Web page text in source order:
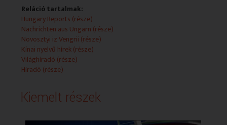
2026.06.02 - 23:36:22 - Ma éjjel
2026.06.02 - 23:36:36 - VILÁGHÍRADÓ
2026.06.03 - 00:00:00 - Himnusz
2026.06.03 - 00:02:06 - ZÁRÓHÍRADÓ
2026.06.03 - 00:12:06 - Időjárás-jelentés
Reláció tartalmak:
Hungary Reports (része)
Nachrichten aus Ungarn (része)
Novosztyi iz Vengrii (része)
Kínai nyelvű hírek (része)
Világhíradó (része)
Híradó (része)
Kiemelt részek